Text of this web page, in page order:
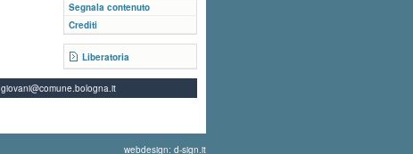
Segnala contenuto
Crediti
Liberatoria
giovani@comune.bologna.it
webdesign: d-sign.it